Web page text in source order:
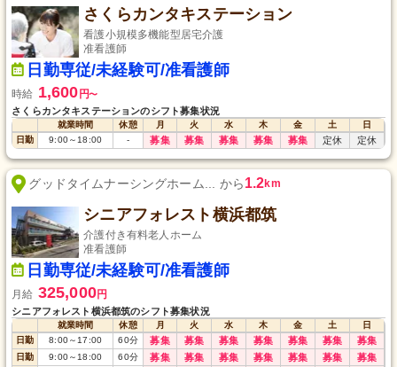
さくらカンタキステーション
看護小規模多機能型居宅介護
准看護師
日勤専従/未経験可/准看護師
時給 1,600円〜
さくらカンタキステーションのシフト募集状況
就業時間 休憩 月 火 水 木 金 土
日
日勤
9:00～ 18:00 - 募集 募集 募集 募集 募集 定休 定休
グッドタイムナーシングホーム... から1.2km
シニアフォレスト横浜都筑
介護付き有料老人ホーム
准看護師
日勤専従/未経験可/准看護師
月給 325,000円
シニアフォレスト横浜都筑のシフト募集状況
就業時間 休憩 月 火 水 木 金 土
日
日勤
8:00～ 17:00 60分 募集 募集 募集 募集 募集 募集 募集
日勤 9:00～ 18:00 60分 募集 募集 募集 募集 募集 募集 募集